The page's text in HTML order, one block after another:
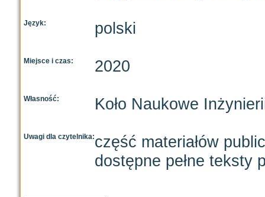
Język: polski
Miejsce i czas: 2020
Własność: Koło Naukowe
Uwagi dla czytelnika:część materiałów
dostępne pełne teksty